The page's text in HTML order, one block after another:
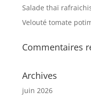
Salade thaï
Velouté tomate
Commentaires
Archives
juin 2026